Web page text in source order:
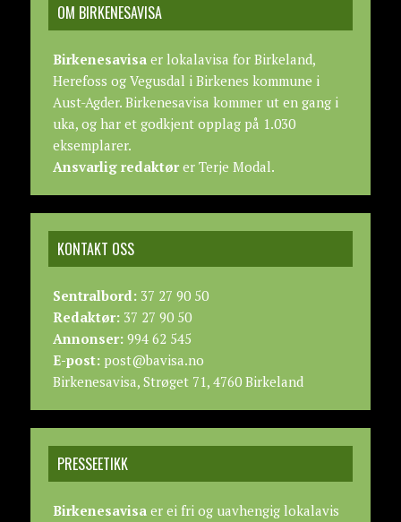
OM BIRKENESAVISA
Birkenesavisaer lokalavisa for Birkeland,
Herefoss og Vegusdal i Birkenes kommune i
Aust-Agder. Birkenesavisa kommer ut en gang i
uka, og har et godkjent opplag på 1.030
eksemplarer.
Ansvarlig redaktører Terje Modal.
KONTAKT OSS
Sentralbord:37 27 90 50
Redaktør:37 27 90 50
Annonser:994 62 545
E-post:post@bavisa.no
Birkenesavisa, Strøget 71, 4760 Birkeland
PRESSEETIKK
Birkenesavisaer ei fri og uavhengig lokalavis